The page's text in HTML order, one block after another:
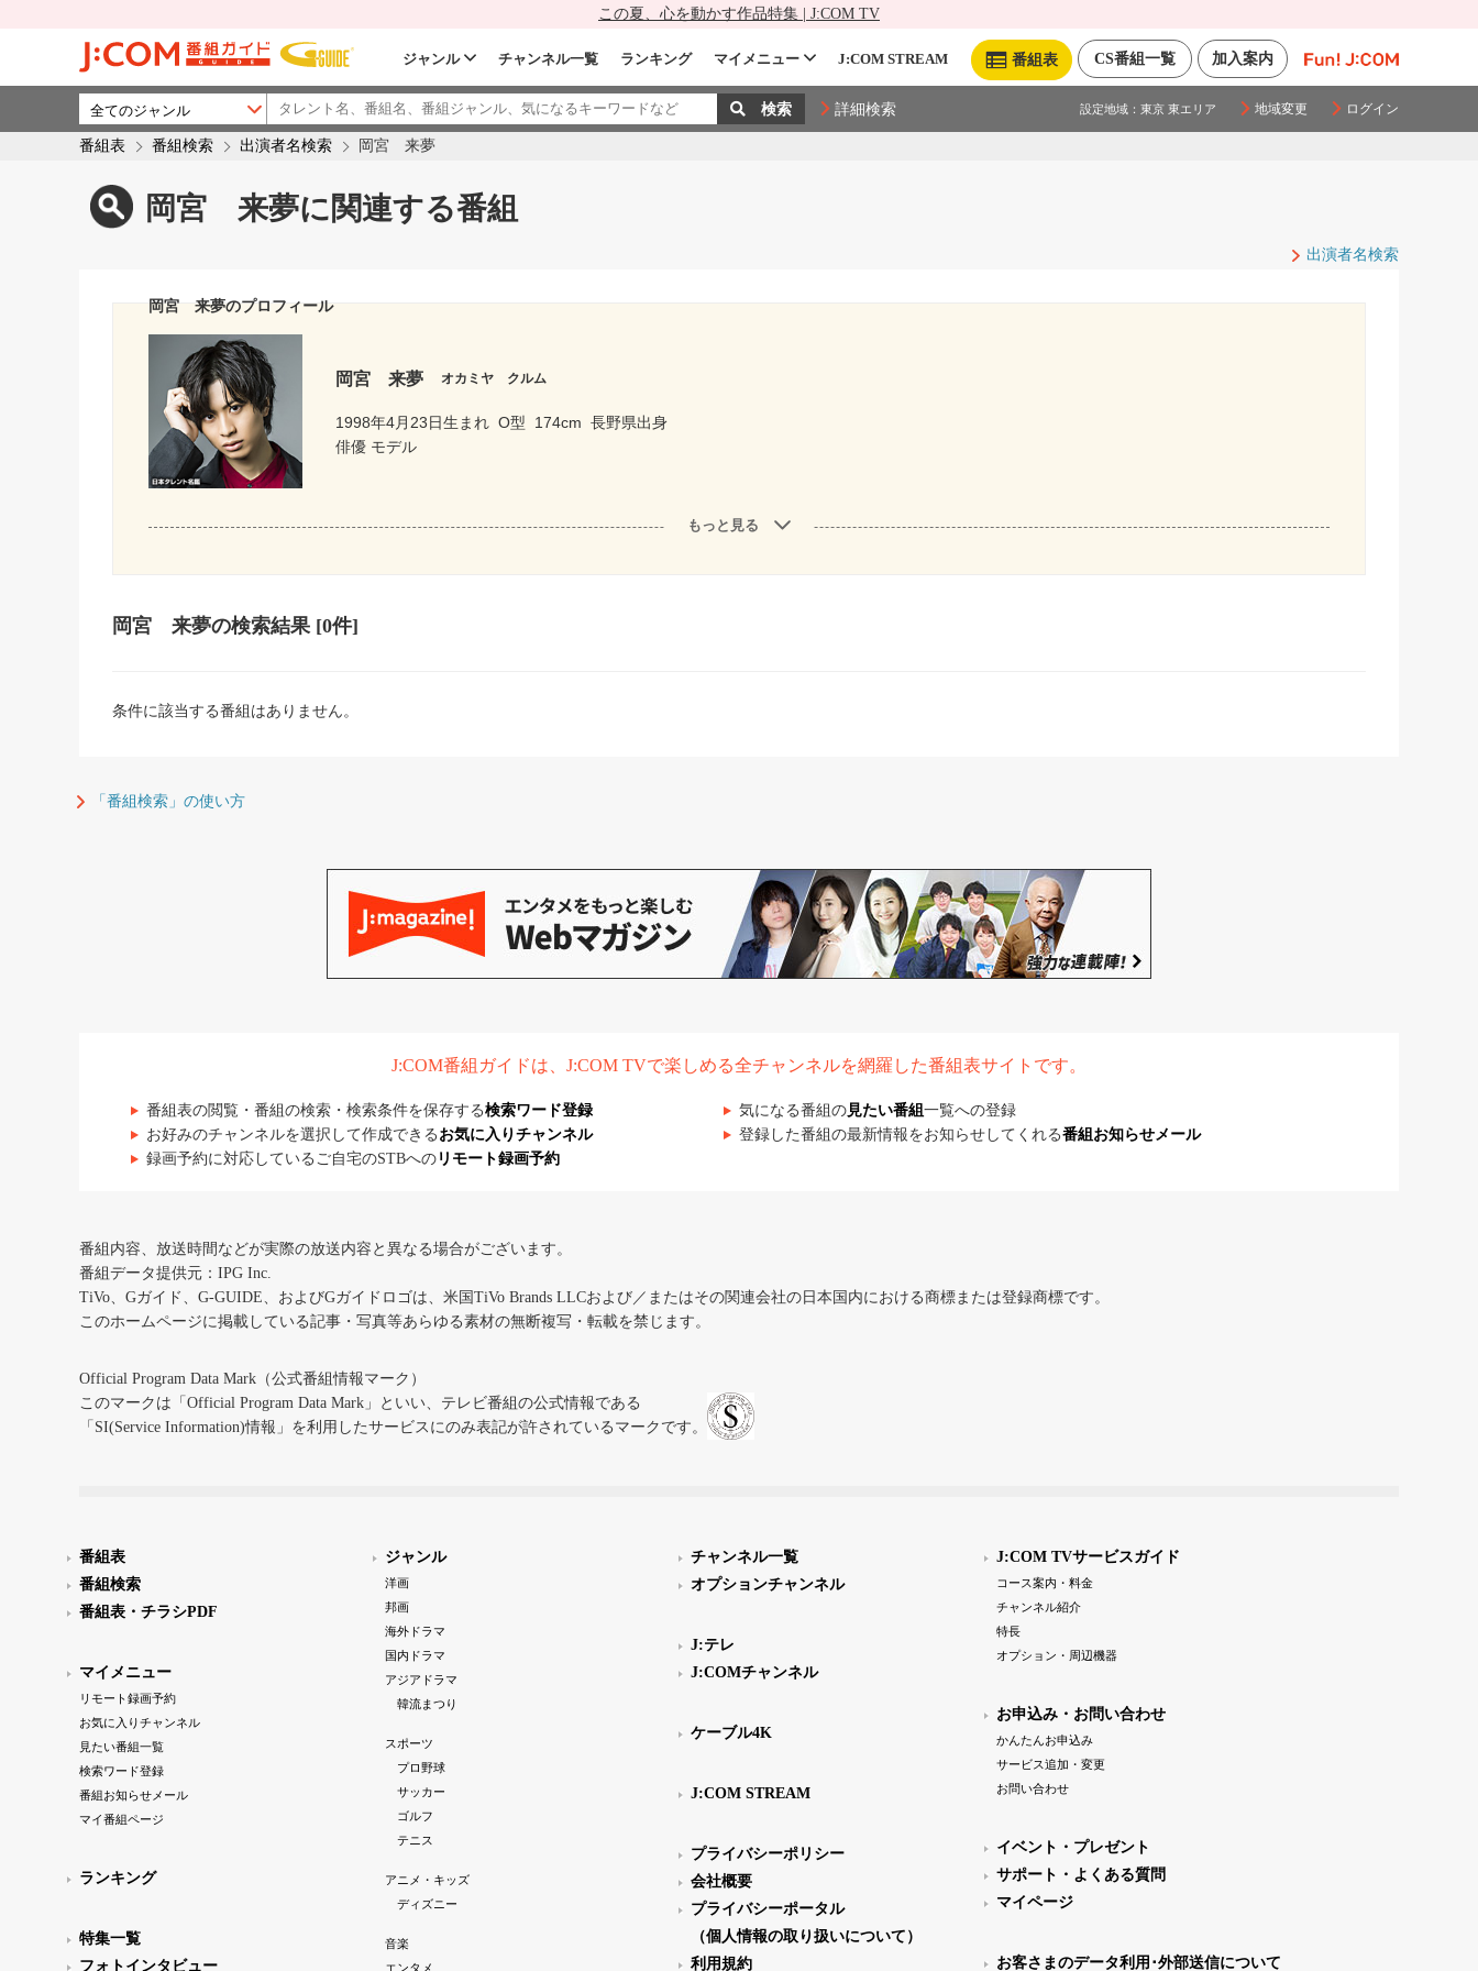
この夏、心を動かす作品特集 | J:COM TV
加入案内
CS番組一覧
番組表
ジャンル チャンネル一覧 ランキング マイメニュー J:COM STREAM
詳細検索 設定地域： 東京 東エリア 地域変更 ログイン
番組表 番組検索 出演者名検索 岡宮 来夢
岡宮 来夢に関連する番組
出演者名検索
岡宮 来夢のプロフィール
岡宮 来夢 オカミヤ クルム
1998年4月23日生まれ O型 174cm 長野県出身
俳優 モデル
もっと見る
岡宮 来夢の検索結果 [0件]
条件に該当する番組はありません。
「番組検索」の使い方
J:COM番組ガイドは、J:COM TVで楽しめる全チャンネルを網羅した番組表サイトです。
番組表の閲覧・番組の検索・検索条件を保存する検索ワード登録 気になる番組の見たい番組 一覧への登録
お好みのチャンネルを選択して作成できる お気に入りチャンネル 登録した番組の最新情報をお知らせしてくれる番組お知らせメール
録画予約に対応しているご自宅のSTBへの リモート録画予約
番組内容、放送時間などが実際の放送内容と異なる場合がございます。
番組データ提供元：IPG Inc.
TiVo、Gガイド、G-GUIDE、およびGガイドロゴは、米国TiVo Brands LLCおよび／またはその関連会社の日本国内における商標または登録商標です。
このホームページに掲載している記事・写真等あらゆる素材の無断複写・転載を禁じます。
Official Program Data Mark（公式番組情報マーク）
このマークは「Official Program Data Mark」といい、テレビ番組の公式情報である
「SI(Service Information)情報」を利用したサービスにのみ表記が許されているマークです。
番組表
番組検索
番組表・チラシPDF
マイメニュー
リモート録画予約
お気に入りチャンネル
見たい番組一覧
検索ワード登録
番組お知らせメール
マイ番組ページ
ランキング
特集一覧
フォトインタビュー
ジャンル
洋画
邦画
海外ドラマ
国内ドラマ
アジアドラマ
韓流まつり
スポーツ
プロ野球
サッカー
ゴルフ
テニス
アニメ・キッズ
ディズニー
音楽
エンタメ
チャンネル一覧
オプションチャンネル
J:テレ
J:COMチャンネル
ケーブル4K
J:COM STREAM
プライバシーポリシー
会社概要
プライバシーポータル
（個人情報の取り扱いについて）
利用規約
J:COM TVサービスガイド
コース案内・料金
チャンネル紹介
特長
オプション・周辺機器
お申込み・お問い合わせ
かんたんお申込み
サービス追加・変更
お問い合わせ
イベント・プレゼント
サポート・よくある質問
マイページ
お客さまのデータ利用･外部送信について